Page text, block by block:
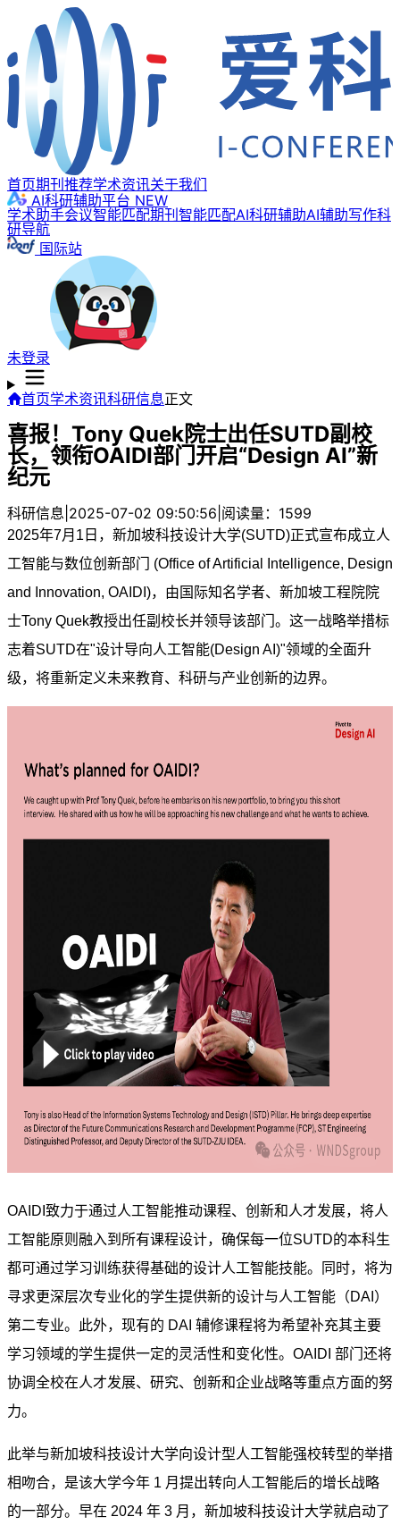
首页期刊推荐学术资讯关于我们
AI科研辅助平台 NEW
学术助手会议智能匹配期刊智能匹配AI科研辅助AI辅助写作科
研导航
国际站
未登录
首页学术资讯科研信息正文
喜报！Tony Quek院士出任SUTD副校
长，领衔OAIDI部门开启“Design AI”新
纪元
科研信息 2025-07-02 09:50:56 阅读量：1599
2025年7月1日，新加坡科技设计大学(SUTD)正式宣布成立人
工智能与数位创新部门 (Office of Artificial Intelligence, Design
and Innovation, OAIDI)，由国际知名学者、新加坡工程院院
士Tony Quek教授出任副校长并领导该部门。这一战略举措标
志着SUTD在"设计导向人工智能(Design AI)"领域的全面升
级，将重新定义未来教育、科研与产业创新的边界。
OAIDI致力于通过人工智能推动课程、创新和人才发展，将人
工智能原则融入到所有课程设计，确保每一位SUTD的本科生
都可通过学习训练获得基础的设计人工智能技能。同时，将为
寻求更深层次专业化的学生提供新的设计与人工智能（DAI）
第二专业。此外，现有的 DAI 辅修课程将为希望补充其主要
学习领域的学生提供一定的灵活性和变化性。OAIDI 部门还将
协调全校在人才发展、研究、创新和企业战略等重点方面的努
力。
此举与新加坡科技设计大学向设计型人工智能强校转型的举措
相吻合，是该大学今年 1 月提出转向人工智能后的增长战略
的一部分。早在 2024 年 3 月，新加坡科技设计大学就启动了